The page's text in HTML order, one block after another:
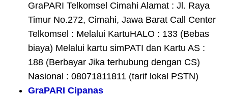
GraPARI Telkomsel Cimahi Alamat : Jl. Raya
Timur No.272, Cimahi, Jawa Barat Call Center
Telkomsel : Melalui KartuHALO : 133 (Bebas
biaya) Melalui kartu simPATI dan Kartu AS :
188 (Berbayar Jika terhubung dengan CS)
Nasional : 08071811811 (tarif lokal PSTN)
GraPARI Cipanas